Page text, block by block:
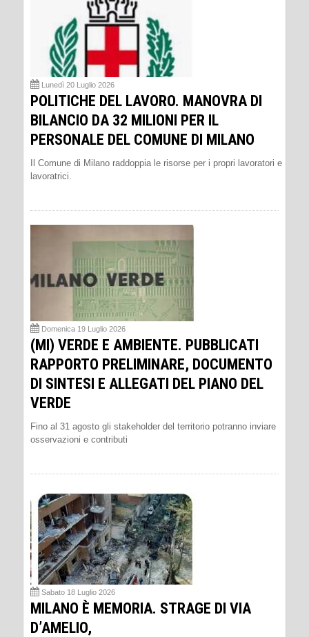
Lunedì 20 Luglio 2026
POLITICHE DEL LAVORO. MANOVRA DI
BILANCIO DA 32 MILIONI PER IL
PERSONALE DEL COMUNE DI MILANO
Il Comune di Milano raddoppia le risorse per i propri lavoratori e
lavoratrici.
Domenica 19 Luglio 2026
(MI) VERDE E AMBIENTE. PUBBLICATI
RAPPORTO PRELIMINARE, DOCUMENTO
DI SINTESI E ALLEGATI DEL PIANO DEL
VERDE
Fino al 31 agosto gli stakeholder del territorio potranno inviare
osservazioni e contributi
Sabato 18 Luglio 2026
MILANO È MEMORIA. STRAGE DI VIA
D’AMELIO,